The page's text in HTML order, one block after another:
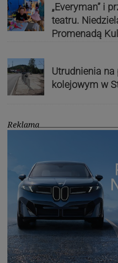
„Everyman” i
teatru.
Promenadą
Utrudnienia na
kolejowym w
Reklama